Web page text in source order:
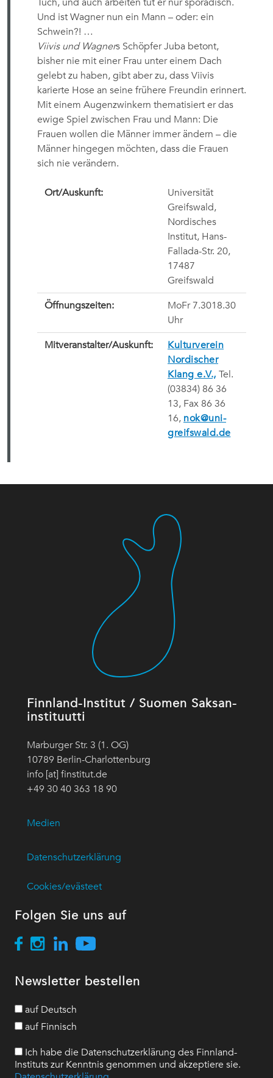
Tuch, und auch arbeiten tut er nur sporadisch.
Und ist Wagner nun ein Mann – oder: ein
Schwein?! …
Viivis und Wagners Schöpfer Juba betont,
bisher nie mit einer Frau unter einem Dach
gelebt zu haben, gibt aber zu, dass Viivis
karierte Hose an seine frühere Freundin erinnert.
Mit einem Augenzwinkern thematisiert er das
ewige Spiel zwischen Frau und Mann: Die
Frauen wollen die Männer immer ändern – die
Männer hingegen möchten, dass die Frauen
sich nie verändern.
Ort/Auskunft:
Universität
Greifswald,
Nordisches
Institut, Hans-
Fallada-Str. 20,
17487
Greifswald
Öffnungszeiten:
MoFr 7.3018.30
Uhr
Mitveranstalter/Auskunft:
Kulturverein
Nordischer
Klang e.V., Tel.
(03834) 86 36
13, Fax 86 36
16, nok@uni-
greifswald.de
Finnland-Institut / Suomen Saksan-
instituutti
Marburger Str. 3 (1. OG)
10789 Berlin-Charlottenburg
info [at] finstitut.de
+49 30 40 363 18 90
Medien
Datenschutzerklärung
Cookies/evästeet
Folgen Sie uns auf
Newsletter bestellen
auf Deutsch
auf Finnisch
Ich habe die Datenschutzerklärung des Finnland-
Instituts zur Kenntnis genommen und akzeptiere sie.